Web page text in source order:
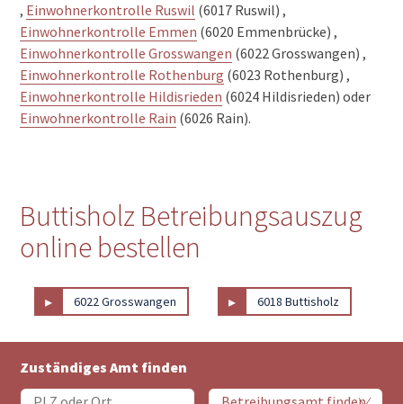
, Einwohnerkontrolle Ruswil (6017 Ruswil) ,
Einwohnerkontrolle Emmen (6020 Emmenbrücke) ,
Einwohnerkontrolle Grosswangen (6022 Grosswangen) ,
Einwohnerkontrolle Rothenburg (6023 Rothenburg) ,
Einwohnerkontrolle Hildisrieden (6024 Hildisrieden) oder
Einwohnerkontrolle Rain (6026 Rain).
Buttisholz Betreibungsauszug
online bestellen
▸ 6022 Grosswangen ▸ 6018 Buttisholz
Zuständiges Amt finden